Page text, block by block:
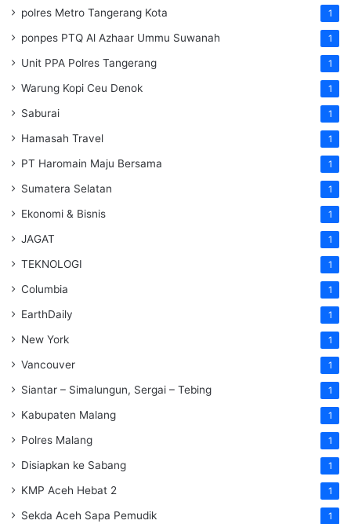
polres Metro Tangerang Kota 1
ponpes PTQ Al Azhaar Ummu Suwanah 1
Unit PPA Polres Tangerang 1
Warung Kopi Ceu Denok 1
Saburai 1
Hamasah Travel 1
PT Haromain Maju Bersama 1
Sumatera Selatan 1
Ekonomi & Bisnis 1
JAGAT 1
TEKNOLOGI 1
Columbia 1
EarthDaily 1
New York 1
Vancouver 1
Siantar – Simalungun, Sergai – Tebing 1
Kabupaten Malang 1
Polres Malang 1
Disiapkan ke Sabang 1
KMP Aceh Hebat 2 1
Sekda Aceh Sapa Pemudik 1